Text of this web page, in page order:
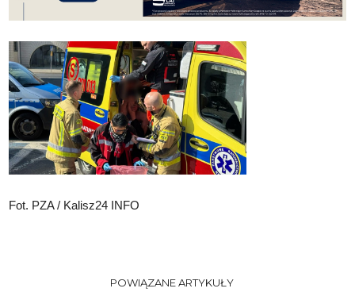
Fot. PZA / Kalisz24 INFO
POWIĄZANE ARTYKUŁY